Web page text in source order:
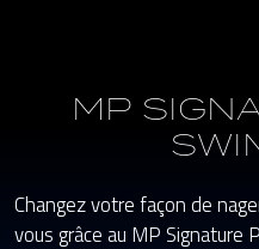
MP
Changez votre façon de
vous grâce au MP